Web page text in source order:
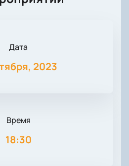
Дата
2023
Время
18:30